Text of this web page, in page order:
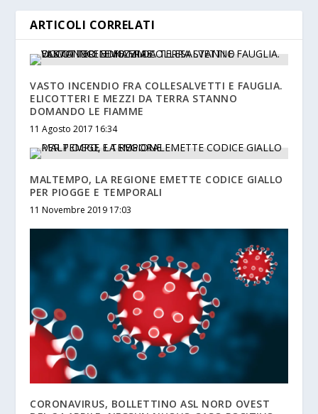
ARTICOLI CORRELATI
VASTO INCENDIO FRA COLLESALVETTI E FAUGLIA.
ELICOTTERI E MEZZI DA TERRA STANNO
DOMANDO LE FIAMME
11 Agosto 2017 16:34
MALTEMPO, LA REGIONE EMETTE CODICE GIALLO
PER PIOGGE E TEMPORALI
11 Novembre 2019 17:03
CORONAVIRUS, BOLLETTINO ASL NORD OVEST